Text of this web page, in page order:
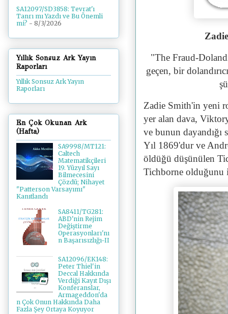
"The Fraud-D
geçen, bir d
Zadie Smith'in yeni
yer alan dava,
ve bunun dayandığı
Yıl 1869'dur ve
öldüğü düşünülen
Tichborne olduğunu
SA12097/SD3858: Tevrat'ı
Tanrı mı Yazdı ve Bu Önemli
mi? - 8/3/2026
Yıllık Sonsuz Ark Yayın
Raporları
Yıllık Sonsuz Ark Yayın
Raporları
En Çok Okunan Ark
(Hafta)
SA9998/MT121:
Caltech
Matematikçileri
19. Yüzyıl Sayı
Bilmecesini
Çözdü; Nihayet
"Patterson Varsayımı"
Kanıtlandı
SA8411/TG281:
ABD'nin Rejim
Değiştirme
Operasyonları'nı
n Başarısızlığı-II
SA12096/EK148:
Peter Thiel'in
Deccal Hakkında
Verdiği Kayıt Dışı
Konferanslar,
Armageddon'da
n Çok Onun Hakkında Daha
Fazla Şey Ortaya Koyuyor